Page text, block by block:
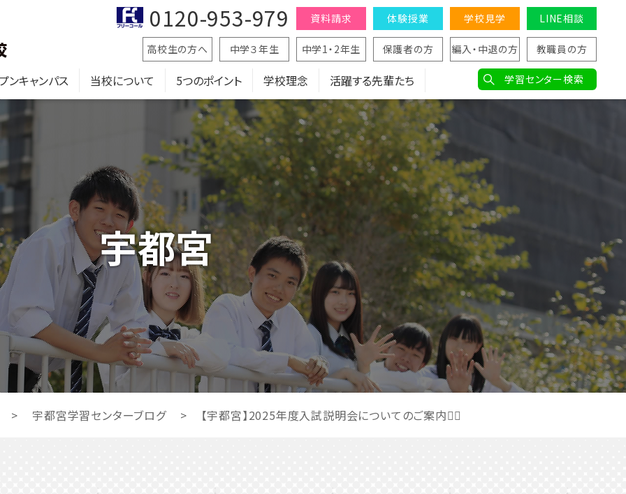
ンキャンパス 当校について 5つのポイント 学校理念 活躍する先輩たち
資料請求 体験授業 学校見学 LINE相談
高校生の方へ 中学３年生 中学1・2年生 保護者の方 編入・中退の方 教職員の方
学習センター検索
0120-953-979
宇都宮
> 宇都宮学習センターブログ > 【宇都宮】2025年度入試説明会についてのご案内🙋‍♀️